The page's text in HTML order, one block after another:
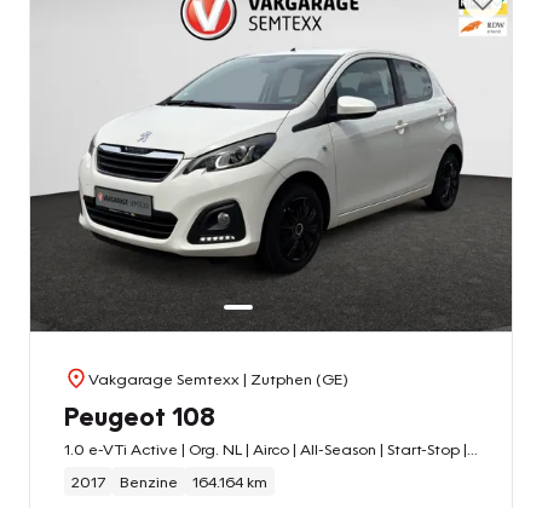
Vakgarage Semtexx | Zutphen (GE)
Peugeot 108
2017
Benzine 164.164 km